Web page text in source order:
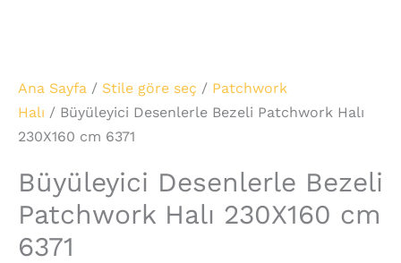
Ana Sayfa / Stile göre seç / Patchwork
Halı / Büyüleyici Desenlerle Bezeli Patchwork Halı
230X160 cm 6371
Büyüleyici Desenlerle Bezeli
Patchwork Halı 230X160 cm
6371